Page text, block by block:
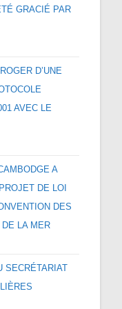
GRACIÉ PAR
D’UNE
AVEC LE
A
DE LOI
DES
LA MER
SECRÉTARIAT